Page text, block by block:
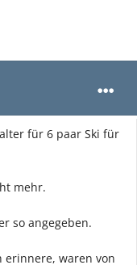
für 6 paar Ski für
mehr.
so angegeben.
erinnere, waren von